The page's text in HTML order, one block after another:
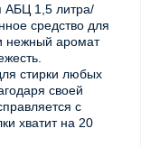
АБЦ 1,5 литра/
средство для
нежный аромат
стирки любых
своей
с
хватит на 20